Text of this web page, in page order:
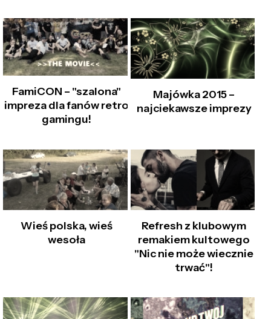
FamiCON – "szalona"
impreza dla fanów retro
gamingu!
Majówka 2015 –
najciekawsze imprezy
Wieś polska, wieś
wesoła
Refresh z klubowym
remakiem kultowego
"Nic nie może wiecznie
trwać"!